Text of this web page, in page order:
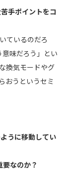
手ポイントをコ
ているのだろ
味だろう」とい
換気モードやグ
おうというセミ
うに移動してい
なのか？